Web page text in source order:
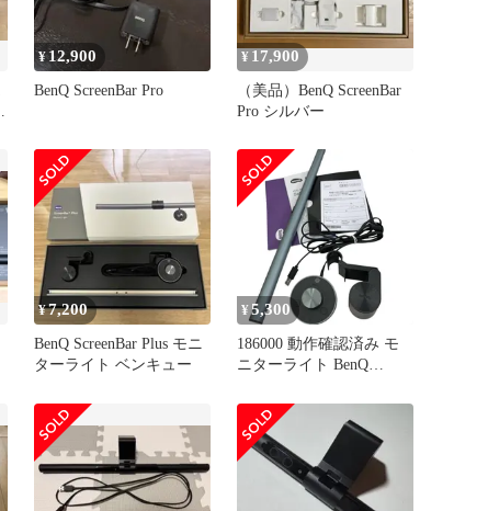
¥12,900
BenQ ScreenBar Pro
¥ 17,900
（美品）BenQ ScreenBar
Pro シルバー
¥7,200
BenQ ScreenBar Plus モニ
ターライト ベンキュー
¥ 5,300
186000 動作確認済み モ
ニターライト BenQ